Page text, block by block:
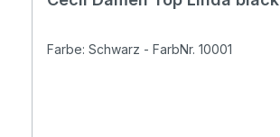
Farbe: Schwarz - FarbNr. 10001